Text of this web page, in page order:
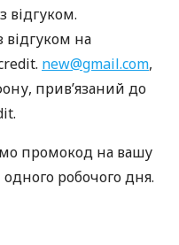
відгуком.
відгуком на
new@gmail.com,
прив’язаний до
промокод на вашу
робочого дня.